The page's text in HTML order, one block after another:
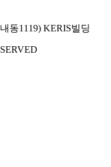
동1119) KERIS빌딩